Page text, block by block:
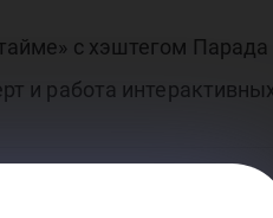
с хэштегом Парада
и работа